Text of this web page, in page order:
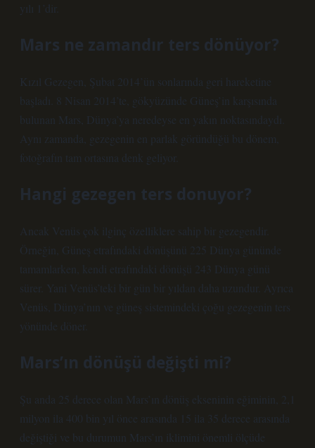
yılı 1’dir.
Mars ne zamandır ters dönüyor?
Kızıl Gezegen, Şubat 2014’ün sonlarında geri hareketine
başladı. 8 Nisan 2014’te, gökyüzünde Güneş’in karşısında
bulunan Mars, Dünya’ya neredeyse en yakın noktasındaydı.
Aynı zamanda, gezegenin en parlak göründüğü bu dönem,
fotoğrafın tam ortasına denk geliyor.
Hangi gezegen ters donuyor?
Ancak Venüs çok ilginç özelliklere sahip bir gezegendir.
Örneğin, Güneş etrafındaki dönüşünü 225 Dünya gününde
tamamlarken, kendi etrafındaki dönüşü 243 Dünya günü
sürer. Yani Venüs’teki bir gün bir yıldan daha uzundur. Ayrıca
Venüs, Dünya’nın ve güneş sistemindeki çoğu gezegenin ters
yönünde döner.
Mars’ın dönüşü değişti mi?
Şu anda 25 derece olan Mars’ın dönüş ekseninin eğiminin, 2,1
milyon ila 400 bin yıl önce arasında 15 ila 35 derece arasında
değiştiği ve bu durumun Mars’ın iklimini önemli ölçüde